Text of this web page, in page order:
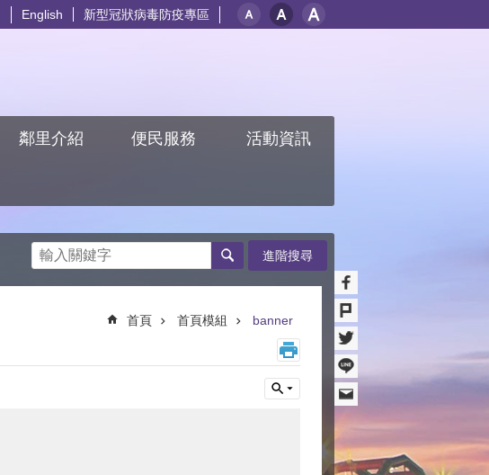
English 新型冠狀病毒防疫專區
鄰里介紹 便民服務 活動資訊
搜尋 進階搜尋
首頁 首頁模組 banner